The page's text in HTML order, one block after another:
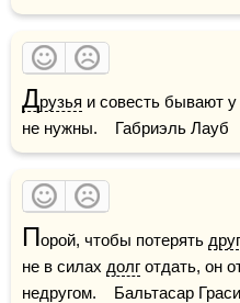
Друзья и совесть бывают у
не нужны.    Габриэль Лауб
Порой, чтобы потерять
не в силах долг отдать, он
недругом.    Бальтасар